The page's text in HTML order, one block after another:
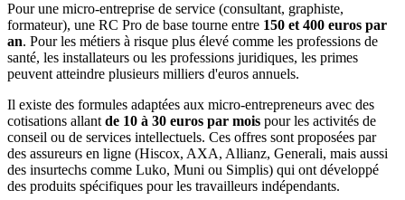
Pour une micro-entreprise de service (consultant, graphiste,
formateur), une RC Pro de base tourne entre 150 et 400 euros par
an. Pour les métiers à risque plus élevé comme les professions de
santé, les installateurs ou les professions juridiques, les primes
peuvent atteindre plusieurs milliers d'euros annuels.
Il existe des formules adaptées aux micro-entrepreneurs avec des
cotisations allant de 10 à 30 euros par mois pour les activités de
conseil ou de services intellectuels. Ces offres sont proposées par
des assureurs en ligne (Hiscox, AXA, Allianz, Generali, mais aussi
des insurtechs comme Luko, Muni ou Simplis) qui ont développé
des produits spécifiques pour les travailleurs indépendants.